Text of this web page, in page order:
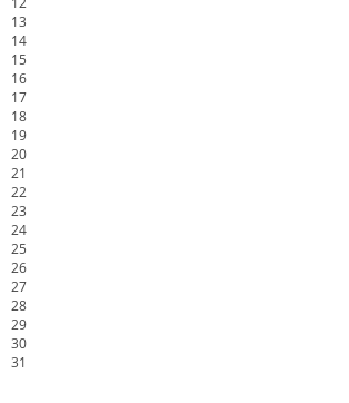
13
14
15
16
17
18
19
20
21
22
23
24
25
26
27
28
29
30
31